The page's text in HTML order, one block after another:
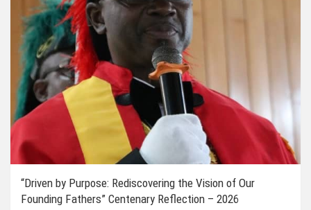
“Driven by Purpose: Rediscovering the Vision of Our
Founding Fathers” Centenary Reflection – 2026